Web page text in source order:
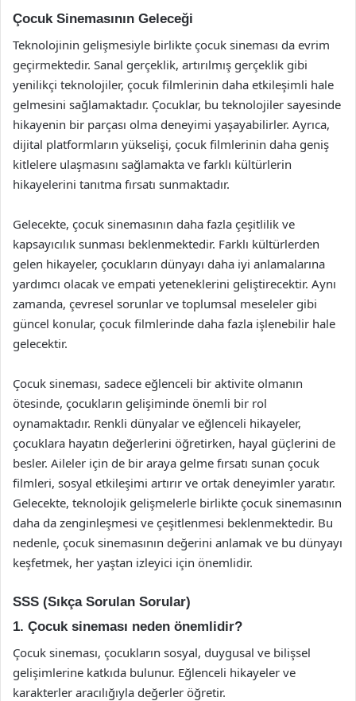
Çocuk Sinemasının Geleceği
Teknolojinin gelişmesiyle birlikte çocuk sineması da evrim
geçirmektedir. Sanal gerçeklik, artırılmış gerçeklik gibi
yenilikçi teknolojiler, çocuk filmlerinin daha etkileşimli hale
gelmesini sağlamaktadır. Çocuklar, bu teknolojiler sayesinde
hikayenin bir parçası olma deneyimi yaşayabilirler. Ayrıca,
dijital platformların yükselişi, çocuk filmlerinin daha geniş
kitlelere ulaşmasını sağlamakta ve farklı kültürlerin
hikayelerini tanıtma fırsatı sunmaktadır.
Gelecekte, çocuk sinemasının daha fazla çeşitlilik ve
kapsayıcılık sunması beklenmektedir. Farklı kültürlerden
gelen hikayeler, çocukların dünyayı daha iyi anlamalarına
yardımcı olacak ve empati yeteneklerini geliştirecektir. Aynı
zamanda, çevresel sorunlar ve toplumsal meseleler gibi
güncel konular, çocuk filmlerinde daha fazla işlenebilir hale
gelecektir.
Çocuk sineması, sadece eğlenceli bir aktivite olmanın
ötesinde, çocukların gelişiminde önemli bir rol
oynamaktadır. Renkli dünyalar ve eğlenceli hikayeler,
çocuklara hayatın değerlerini öğretirken, hayal güçlerini de
besler. Aileler için de bir araya gelme fırsatı sunan çocuk
filmleri, sosyal etkileşimi artırır ve ortak deneyimler yaratır.
Gelecekte, teknolojik gelişmelerle birlikte çocuk sinemasının
daha da zenginleşmesi ve çeşitlenmesi beklenmektedir. Bu
nedenle, çocuk sinemasının değerini anlamak ve bu dünyayı
keşfetmek, her yaştan izleyici için önemlidir.
SSS (Sıkça Sorulan Sorular)
1. Çocuk sineması neden önemlidir?
Çocuk sineması, çocukların sosyal, duygusal ve bilişsel
gelişimlerine katkıda bulunur. Eğlenceli hikayeler ve
karakterler aracılığıyla değerler öğretir.